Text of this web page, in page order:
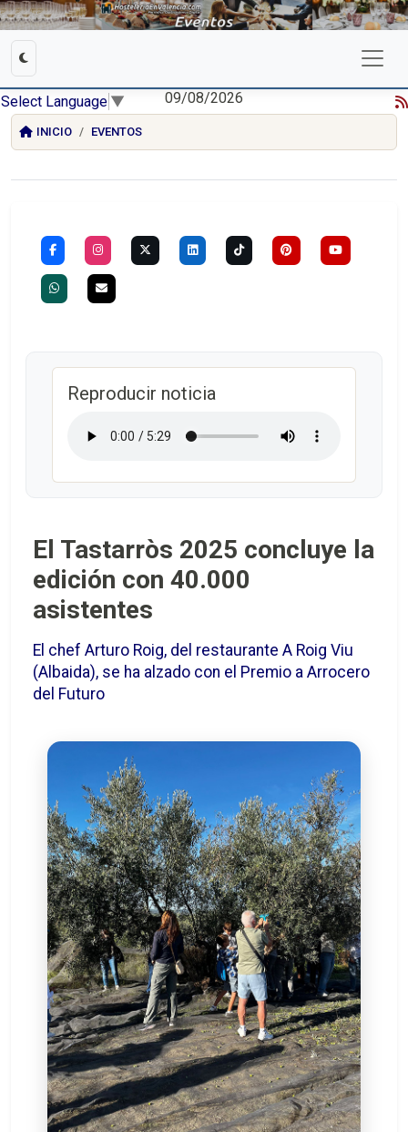
Select Language ▼ 09/08/2026
INICIO EVENTOS
Reproducir noticia
El Tastarròs 2025 concluye la
edición con 40.000
asistentes
El chef Arturo Roig, del restaurante A Roig Viu
(Albaida), se ha alzado con el Premio a Arrocero
del Futuro